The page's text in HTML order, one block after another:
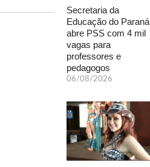
Secretaria da
Educação do Paraná
abre PSS com 4 mil
vagas para
professores e
pedagogos
06/08/2026